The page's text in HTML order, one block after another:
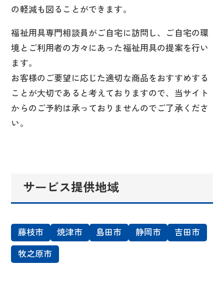
の軽減も図ることができます。
福祉用具専門相談員がご自宅に訪問し、ご自宅の環
境とご利用者の方々にあった福祉用具の提案を行い
ます。
お客様のご要望に応じた適切な商品をおすすめする
ことが大切であると考えておりますので、当サイト
からのご予約は承っておりませんのでご了承くださ
い。
サービス提供地域
藤枝市 焼津市 島田市 静岡市 吉田市
牧之原市